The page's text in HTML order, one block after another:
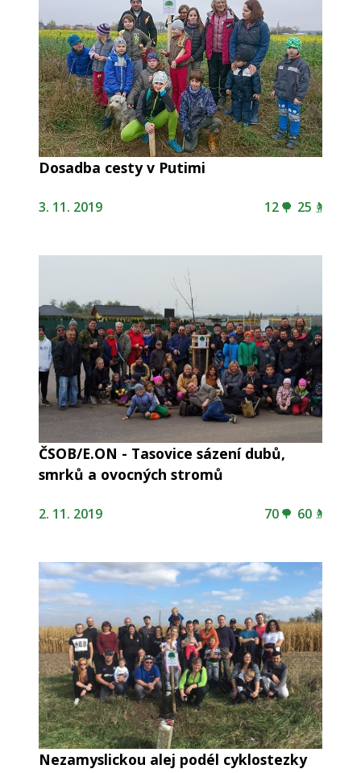
Dosadba cesty v Putimi
3. 11. 2019 12 25
ČSOB/E.ON - Tasovice sázení dubů,
smrků a ovocných stromů
2. 11. 2019 70 60
Nezamyslickou alej podél cyklostezky